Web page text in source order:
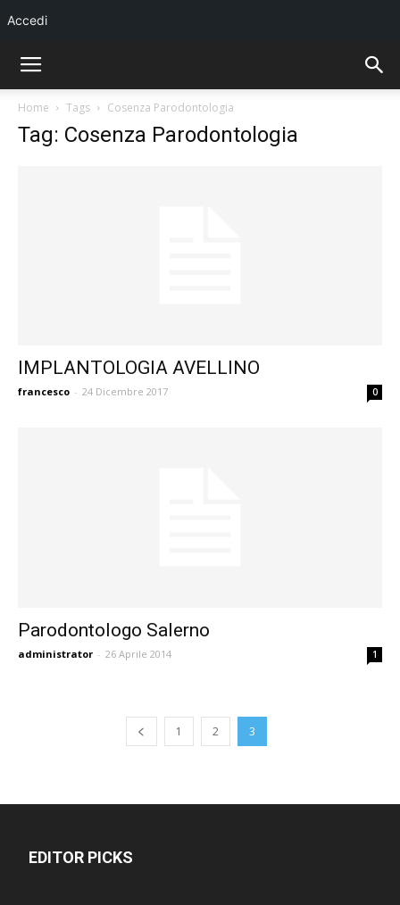
Home Tags Cosenza Parodontologia
Tag: Cosenza Parodontologia
IMPLANTOLOGIA AVELLINO
francesco - 24 Dicembre 2017 0
Parodontologo Salerno
administrator - 26 Aprile 2014 1
1 2 3
EDITOR PICKS
Accedi